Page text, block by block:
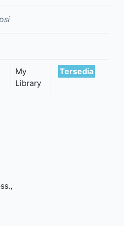
My
Library
Tersedia
.,